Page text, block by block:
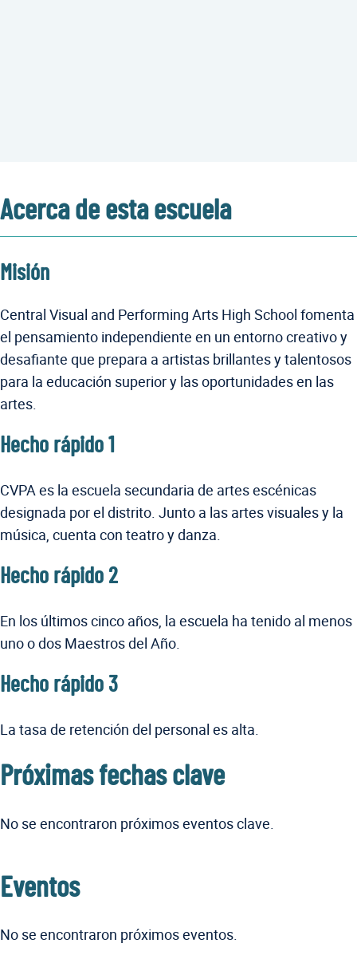
Acerca de esta escuela
Misión
Central Visual and Performing Arts High School fomenta
el pensamiento independiente en un entorno creativo y
desafiante que prepara a artistas brillantes y talentosos
para la educación superior y las oportunidades en las
artes.
Hecho rápido 1
CVPA es la escuela secundaria de artes escénicas
designada por el distrito. Junto a las artes visuales y la
música, cuenta con teatro y danza.
Hecho rápido 2
En los últimos cinco años, la escuela ha tenido al menos
uno o dos Maestros del Año.
Hecho rápido 3
La tasa de retención del personal es alta.
Próximas fechas clave
No se encontraron próximos eventos clave.
Eventos
No se encontraron próximos eventos.